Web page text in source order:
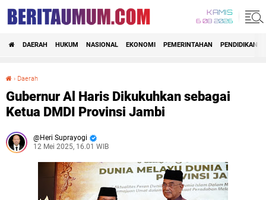
KAMIS
6 08 2026
DAERAH HUKUM NASIONAL EKONOMI PEMERINTAHAN PENDIDIKAN
› Daerah
Gubernur Al Haris Dikukuhkan sebagai
Ketua DMDI Provinsi Jambi
Heri Suprayogi
12 Mei 2025, 16.01 WIB